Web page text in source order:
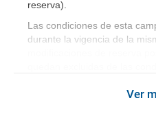
¿Incluye algún seguro de
reserva)
Las condiciones de esta
durante la vigencia de la
Ver